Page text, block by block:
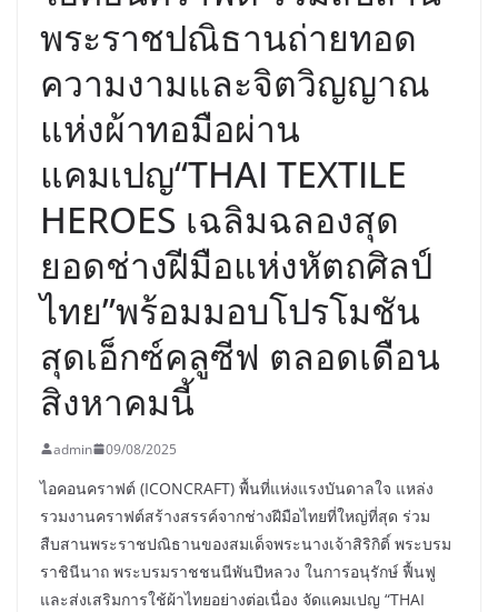
พระราชปณิธานถ่ายทอด
ความงามและจิตวิญญาณ
แห่งผ้าทอมือผ่าน
แคมเปญ“THAI TEXTILE
HEROES เฉลิมฉลองสุด
ยอดช่างฝีมือแห่งหัตถศิลป์
ไทย”พร้อมมอบโปรโมชัน
สุดเอ็กซ์คลูซีฟ ตลอดเดือน
สิงหาคมนี้
admin 09/08/2025
ไอคอนคราฟต์ (ICONCRAFT) พื้นที่แห่งแรงบันดาลใจ แหล่ง
รวมงานคราฟต์สร้างสรรค์จากช่างฝีมือไทยที่ใหญ่ที่สุด ร่วม
สืบสานพระราชปณิธานของสมเด็จพระนางเจ้าสิริกิติ์ พระบรม
ราชินีนาถ พระบรมราชชนนีพันปีหลวง ในการอนุรักษ์ ฟื้นฟู
และส่งเสริมการใช้ผ้าไทยอย่างต่อเนื่อง จัดแคมเปญ “THAI